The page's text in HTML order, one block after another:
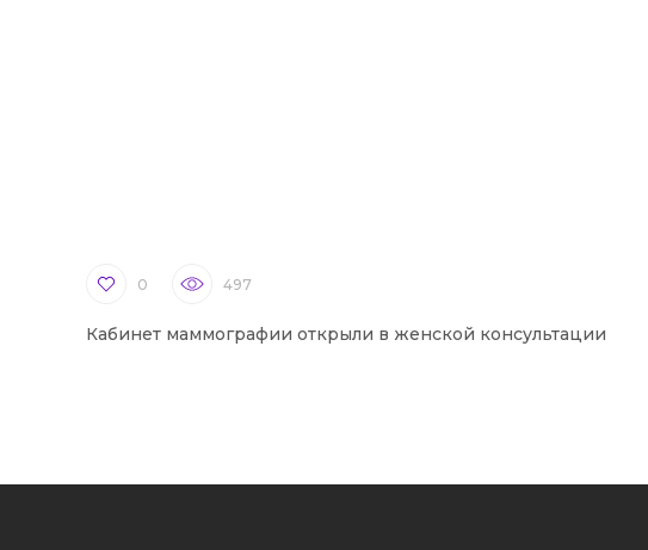
0 497
Кабинет маммографии открыли в женской консультации